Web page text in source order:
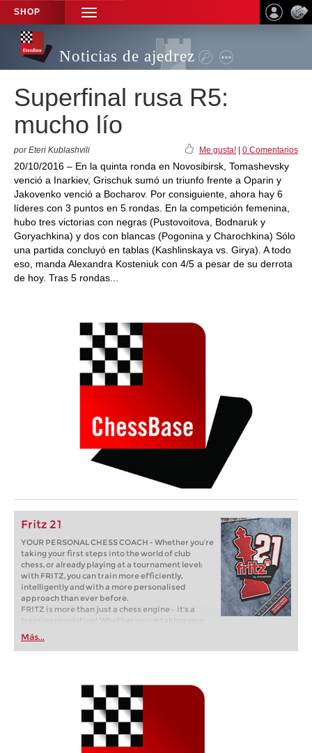
SHOP
TOGGLE
NAVIGATION
Noticias de ajedrez
Superfinal rusa R5:
mucho lío
por Eteri Kublashvili Me gusta! 0 Comentarios
20/10/2016 – En la quinta ronda en Novosibirsk, Tomashevsky
venció a Inarkiev, Grischuk sumó un triunfo frente a Oparin y
Jakovenko venció a Bocharov. Por consiguiente, ahora hay 6
líderes con 3 puntos en 5 rondas. En la competición femenina,
hubo tres victorias con negras (Pustovoitova, Bodnaruk y
Goryachkina) y dos con blancas (Pogonina y Charochkina) Sólo
una partida concluyó en tablas (Kashlinskaya vs. Girya). A todo
eso, manda Alexandra Kosteniuk con 4/5 a pesar de su derrota
de hoy. Tras 5 rondas...
Fritz 21
YOUR PERSONAL CHESS COACH - Whether you’re
taking your first steps into the world of club
chess, or already playing at a tournament level:
with FRITZ, you can train more efficiently,
intelligently and with a more personalised
approach than ever before.
FRITZ is more than just a chess engine – it’s a
training revolution! Whether you’re taking your
first steps into the world of club chess, or already
playing at a tournament level: with FRITZ, you can
train more efficiently, intelligently and with a
Más...